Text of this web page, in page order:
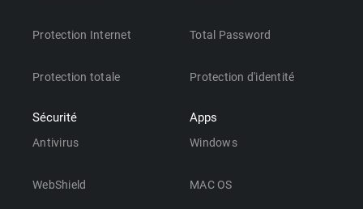
Protection Internet
Protection totale
Sécurité
Antivirus
WebShield
Total Password
Protection d'identité
Apps
Windows
MAC OS